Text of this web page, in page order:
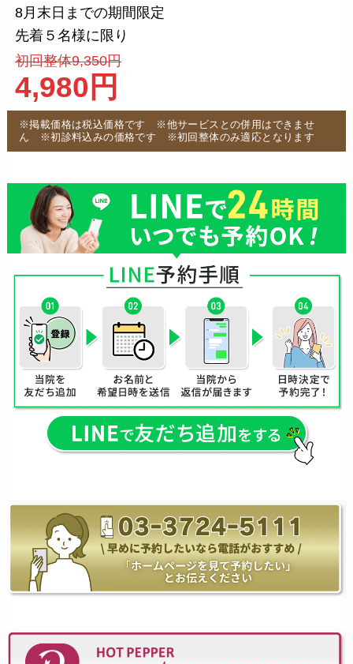
8月末日までの期間限定
先着５名様に限り
初回整体9,350円
4,980円
※掲載価格は税込価格です ※他サービスとの併用はできませ
ん ※初診料込みの価格です ※初回整体のみ適応となります